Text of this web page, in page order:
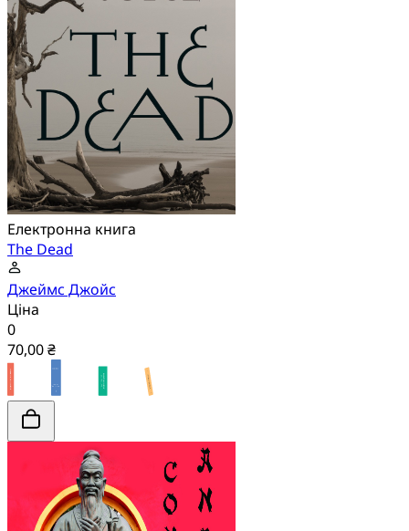
Електронна книга
The Dead
Джеймс Джойс
Ціна
0
70,00 ₴